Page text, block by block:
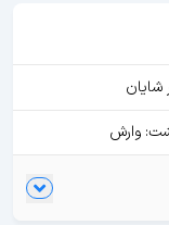
وارش